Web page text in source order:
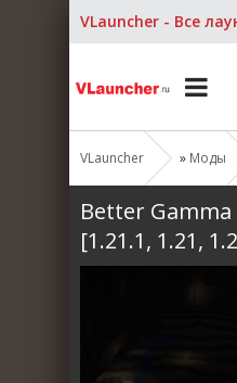
VLauncher - Все
VLauncher » Моды
Better
[1.21.1, 1.21,